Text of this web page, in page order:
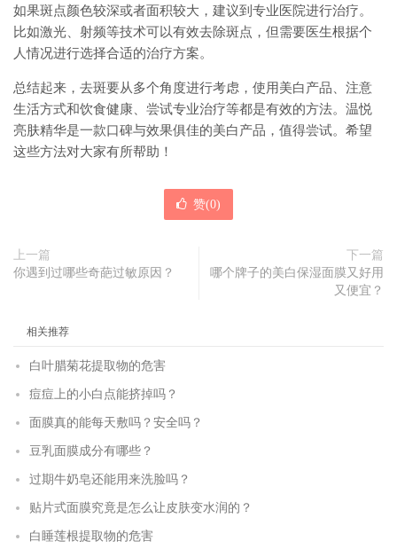
如果斑点颜色较深或者面积较大，建议到专业医院进行治疗。
比如激光、射频等技术可以有效去除斑点，但需要医生根据个
人情况进行选择合适的治疗方案。
总结起来，去斑要从多个角度进行考虑，使用美白产品、注意
生活方式和饮食健康、尝试专业治疗等都是有效的方法。温悦
亮肤精华是一款口碑与效果俱佳的美白产品，值得尝试。希望
这些方法对大家有所帮助！
赞(0)
上一篇
你遇到过哪些奇葩过敏原因？
下一篇
哪个牌子的美白保湿面膜又好用
又便宜？
相关推荐
白叶腊菊花提取物的危害
痘痘上的小白点能挤掉吗？
面膜真的能每天敷吗？安全吗？
豆乳面膜成分有哪些？
过期牛奶皂还能用来洗脸吗？
贴片式面膜究竟是怎么让皮肤变水润的？
白睡莲根提取物的危害